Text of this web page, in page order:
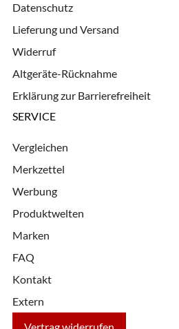
Datenschutz
Lieferung und Versand
Widerruf
Altgeräte-Rücknahme
Erklärung zur Barrierefreiheit
SERVICE
Vergleichen
Merkzettel
Werbung
Produktwelten
Marken
FAQ
Kontakt
Extern